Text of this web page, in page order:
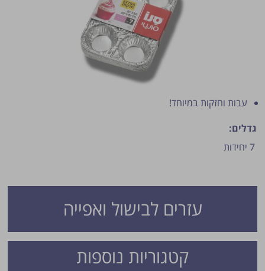
עזרים לבישול ואפייה
עבות וחזקות במיוחד!
גדלים:
7 יחידות
קטגוריות נוספות